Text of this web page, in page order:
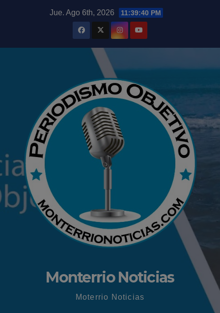
Jue. Ago 6th, 2026 11:39:41 PM
Monterrio Noticias
Moterrio Noticias
modal-check